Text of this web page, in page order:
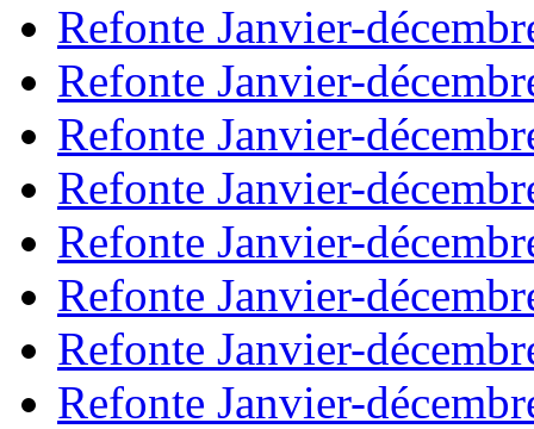
Refonte Janvier-
Refonte Janvier-
Refonte Janvier-
Refonte Janvier-
Refonte Janvier-
Refonte Janvier-
Refonte Janvier-
Refonte Janvier-